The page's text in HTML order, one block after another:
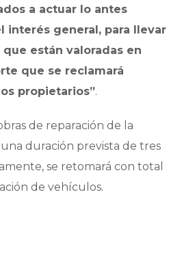
a actuar lo antes
interés general, para llevar
que están valoradas en
que se reclamará
propietarios”.
de reparación de la
duración prevista de tres
se retomará con total
de vehículos.